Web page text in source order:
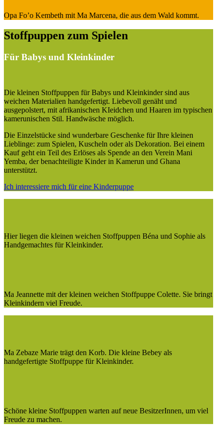
Opa Fo’o Kembeth mit Ma Marcena, die aus dem Wald kommt.
Stoffpuppen zum Spielen
Für Babys und Kleinkinder
Die kleinen Stoffpuppen für Babys und Kleinkinder sind aus
weichen Materialien handgefertigt. Liebevoll genäht und
ausgepolstert, mit afrikanischen KIeidchen und Haaren im typischen
kamerunischen Stil. Handwäsche möglich.
Die Einzelstücke sind wunderbare Geschenke für Ihre kleinen
Lieblinge: zum Spielen, Kuscheln oder als Dekoration. Bei einem
Kauf geht ein Teil des Erlöses als Spende an den Verein Mani
Yemba, der benachteiligte Kinder in Kamerun und Ghana
unterstützt.
Ich interessiere mich für eine Kinderpuppe
Hier liegen die kleinen weichen Stoffpuppen Béna und Sophie als
Handgemachtes für Kleinkinder.
Ma Jeannette mit der kleinen weichen Stoffpuppe Colette. Sie bringt
Kleinkindern viel Freude.
Ma Zebaze Marie trägt den Korb. Die kleine Bebey als
handgefertigte Stoffpuppe für Kleinkinder.
Schöne kleine Stoffpuppen warten auf neue BesitzerInnen, um viel
Freude zu machen.